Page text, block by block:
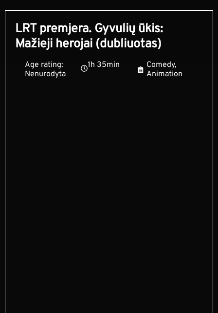
LRT premjera. Gyvulių ūkis:
Mažieji herojai (dubliuotas)
Age rating:
Nenurodyta
1h 35min
Comedy,
Animation